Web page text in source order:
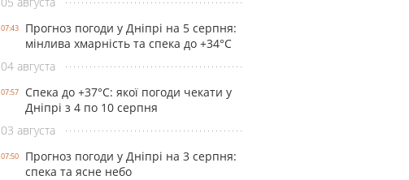
07:43
Прогноз погоди у Дніпрі на 5 серпня:
мінлива хмарність та спека до +34°С
04 августа
07:57
Спека до +37°С: якої погоди чекати у
Дніпрі з 4 по 10 серпня
03 августа
07:50
Прогноз погоди у Дніпрі на 3 серпня:
спека та ясне небо